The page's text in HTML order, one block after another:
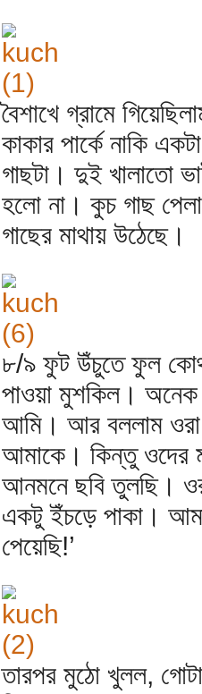
বৈশাখে গ্রামে
কাকার পার্কে নাকি
গাছটা। দুই খালাতো
হলো না। কুচ গাছ
গাছের মাথায় উঠেছে।
৮/৯ ফুট উঁচুতে ফুল
পাওয়া মুশকিল। অনেক
আমি। আর বললাম ওরা
আমাকে। কিন্তু ওদের
আনমনে ছবি তুলছি।
একটু ইঁচড়ে পাকা।
পেয়েছি!’
তারপর মুঠো খুলল,